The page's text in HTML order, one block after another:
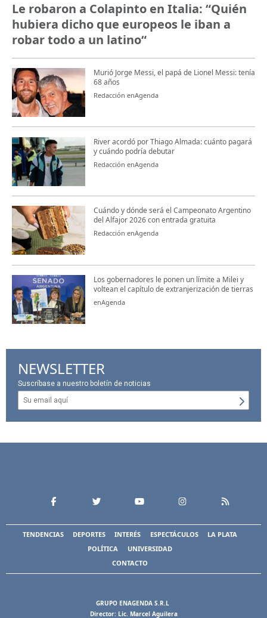
Le robaron a Colapinto en Italia: “Quién
hubiera dicho que europeos le iban a
robar todo a un latino“
Murió Jorge Messi, el papá de Lionel Messi: tenía
68 años
Redacción enAgenda
River acordó por Thiago Almada: cuánto pagará
y cuándo podría debutar
Redacción enAgenda
Cuándo y dónde será el Campeonato Argentino
del Alfajor 2026 con entrada gratuita
Redacción enAgenda
Los gobernadores le ponen un límite a Milei y
voltean el capítulo de extranjerización de tierras
enAgenda
NEWSLETTER
Suscríbase a nuestro boletín de noticias
TENDENCIAS DEPORTES INTERÉS ESPECTÁCULOS
LA PLATA
POLÍTICA
UNIVERSIDAD
CONTACTO
GRUPO ENAGENDA S.R.L
Director: Lic. Marcel Aguilera